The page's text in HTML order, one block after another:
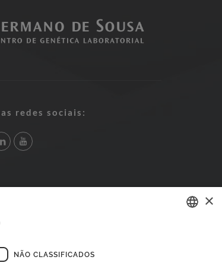
redes sociais:
×
NÃO CLASSIFICADOS